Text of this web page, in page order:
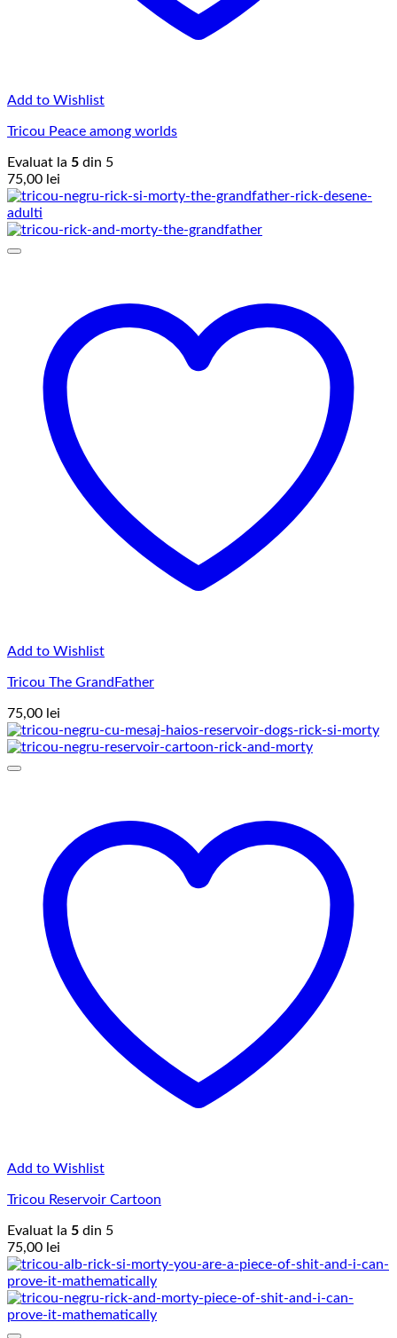
Add to Wishlist
Tricou Peace among worlds
Evaluat la 5 din 5
75,00 lei
Add to Wishlist
Tricou The GrandFather
75,00 lei
Add to Wishlist
Tricou Reservoir Cartoon
Evaluat la 5 din 5
75,00 lei